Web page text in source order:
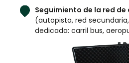
Seguimiento de la red
(autopista, red
dedicada: carril bus,